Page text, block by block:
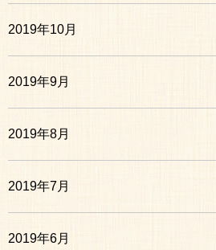
2019年10月
2019年9月
2019年8月
2019年7月
2019年6月